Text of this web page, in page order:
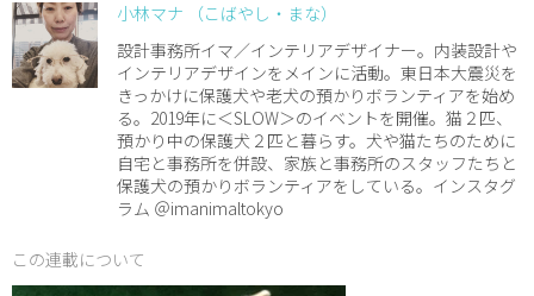
小林マナ （こばやし・まな）
設計事務所イマ／インテリアデザイナー。内装設計や
インテリアデザインをメインに活動。東日本大震災を
きっかけに保護犬や老犬の預かりボランティアを始め
る。2019年に＜SLOW＞のイベントを開催。猫２匹、
預かり中の保護犬２匹と暮らす。犬や猫たちのために
自宅と事務所を併設、家族と事務所のスタッフたちと
保護犬の預かりボランティアをしている。インスタグ
ラム ＠imanimaltokyo
この連載について